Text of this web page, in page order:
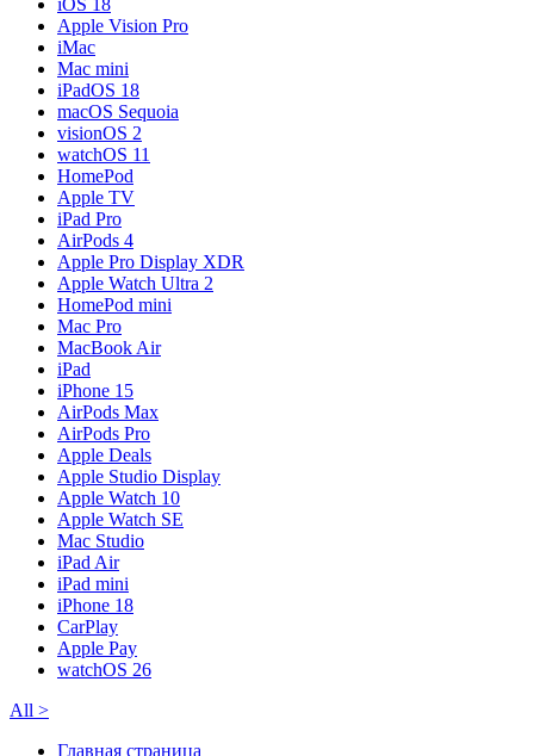
Apple Vision Pro
iMac
Mac mini
iPadOS 18
macOS Sequoia
visionOS 2
watchOS 11
HomePod
Apple TV
iPad Pro
AirPods 4
Apple Pro Display XDR
Apple Watch Ultra 2
HomePod mini
Mac Pro
MacBook Air
iPad
iPhone 15
AirPods Max
AirPods Pro
Apple Deals
Apple Studio Display
Apple Watch 10
Apple Watch SE
Mac Studio
iPad Air
iPad mini
iPhone 18
CarPlay
Apple Pay
watchOS 26
All >
Главная страница